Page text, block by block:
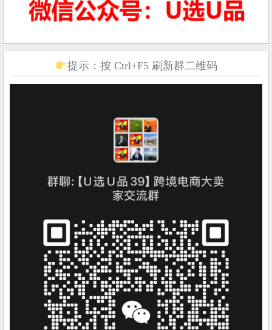
提示：按 Ctrl+F5 刷新群二维码